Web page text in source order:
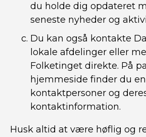
du holde dig opdateret
seneste nyheder og
Du kan også kontakte
lokale afdelinger eller
Folketinget direkte. På
hjemmeside finder du
kontaktpersoner og
kontaktinformation.
Husk altid at være høflig og